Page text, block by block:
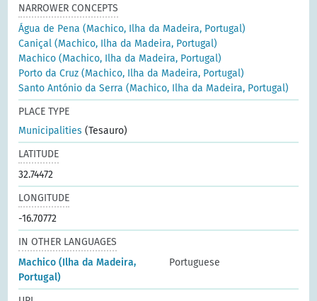
NARROWER CONCEPTS
Água de Pena (Machico, Ilha da Madeira, Portugal)
Caniçal (Machico, Ilha da Madeira, Portugal)
Machico (Machico, Ilha da Madeira, Portugal)
Porto da Cruz (Machico, Ilha da Madeira, Portugal)
Santo António da Serra (Machico, Ilha da Madeira, Portugal)
PLACE TYPE
Municipalities (Tesauro)
LATITUDE
32.74472
LONGITUDE
-16.70772
IN OTHER LANGUAGES
Machico (Ilha da Madeira,
Portugal)
Portuguese